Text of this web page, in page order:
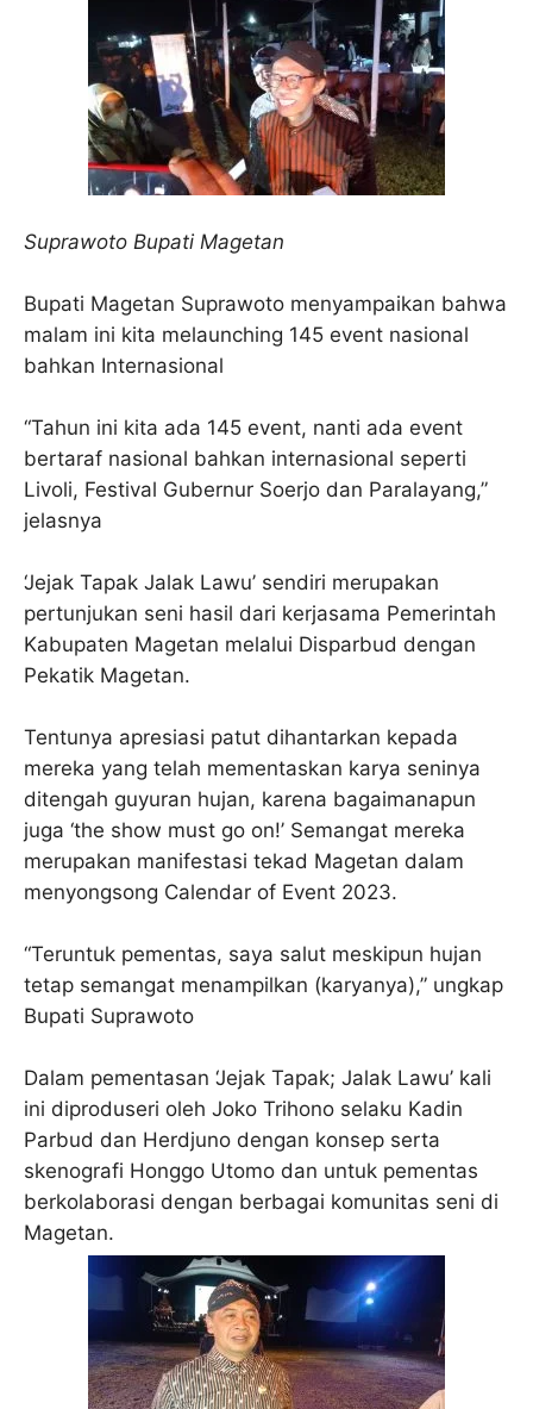
Suprawoto Bupati Magetan
Bupati Magetan Suprawoto menyampaikan bahwa
malam ini kita melaunching 145 event nasional
bahkan Internasional
“Tahun ini kita ada 145 event, nanti ada event
bertaraf nasional bahkan internasional seperti
Livoli, Festival Gubernur Soerjo dan Paralayang,”
jelasnya
‘Jejak Tapak Jalak Lawu’ sendiri merupakan
pertunjukan seni hasil dari kerjasama Pemerintah
Kabupaten Magetan melalui Disparbud dengan
Pekatik Magetan.
Tentunya apresiasi patut dihantarkan kepada
mereka yang telah mementaskan karya seninya
ditengah guyuran hujan, karena bagaimanapun
juga ‘the show must go on!’ Semangat mereka
merupakan manifestasi tekad Magetan dalam
menyongsong Calendar of Event 2023.
“Teruntuk pementas, saya salut meskipun hujan
tetap semangat menampilkan (karyanya),” ungkap
Bupati Suprawoto
Dalam pementasan ‘Jejak Tapak; Jalak Lawu’ kali
ini diproduseri oleh Joko Trihono selaku Kadin
Parbud dan Herdjuno dengan konsep serta
skenografi Honggo Utomo dan untuk pementas
berkolaborasi dengan berbagai komunitas seni di
Magetan.